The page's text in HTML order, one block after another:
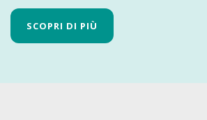
SCOPRI DI PIÙ